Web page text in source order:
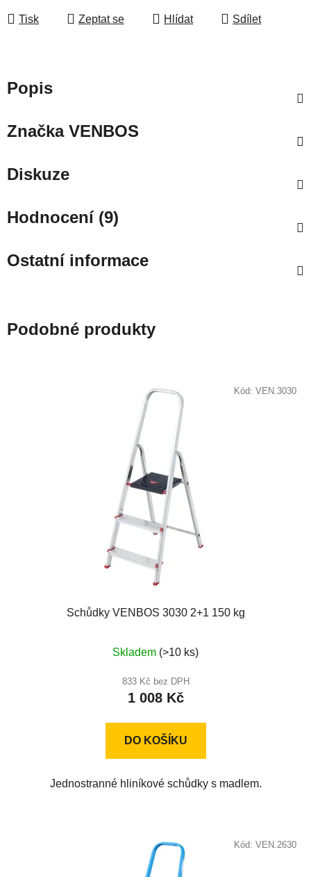
Tisk
Zeptat se Hlídat Sdílet
Popis
ZnačkaVENBOS
Diskuze
Hodnocení (9)
Ostatní informace
Podobné produkty
Schůdky VENBOS 3030 2+1 150 kg
hodnocení
produktu
je
z
Skladem (>10 ks)
833 Kč bez DPH
1 008 Kč
DO KOŠÍKU
Jednostranné hliníkové schůdky s madlem.
Kód: VEN.3030
Kód: VEN.2630